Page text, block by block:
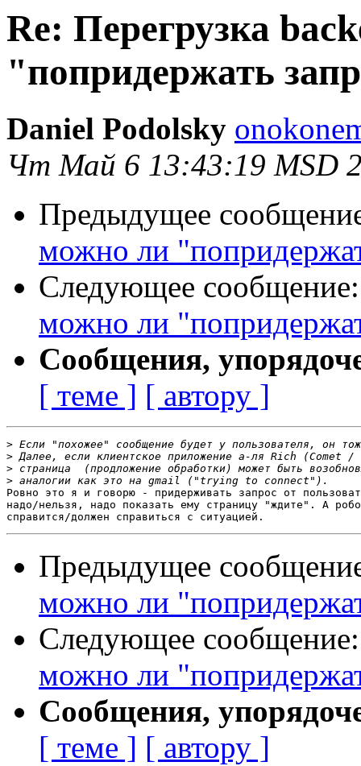
Re: Перегрузка
"попридержать
Daniel Podolsky
Чт Май 6 13:43:19 MSD
Предыдущее
можно ли
Следующее
можно ли
Сообщения,
[ теме ] [ автору ]
>
>
>
>
Ровно это я и говорю - придерживать запрос от
надо/нельзя, надо показать ему страницу "ждите". А
Предыдущее
можно ли
Следующее
можно ли
Сообщения,
[ теме ] [ автору ]